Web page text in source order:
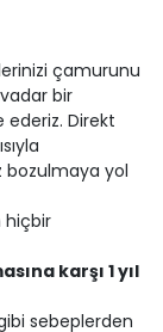
çamurunu
bir
ederiz. Direkt
bozulmaya yol
hiçbir
karşı 1 yıl
sebeplerden